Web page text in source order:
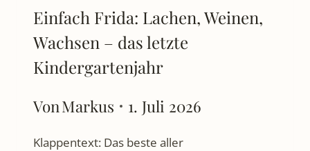
Einfach Frida: Lachen, Weinen,
Wachsen – das letzte
Kindergartenjahr
VonMarkus 1. Juli 2026
Klappentext: Das beste aller